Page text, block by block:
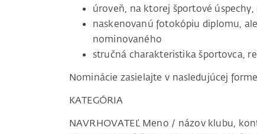
úroveň, na ktorej športové úspechy,
naskenovanú fotokópiu diplomu,
nominovaného
stručná charakteristika športovca,
Nominácie zasielajte v nasledujúcej forme
KATEGÓRIA
NAVRHOVATEĽ Meno / názov klubu,